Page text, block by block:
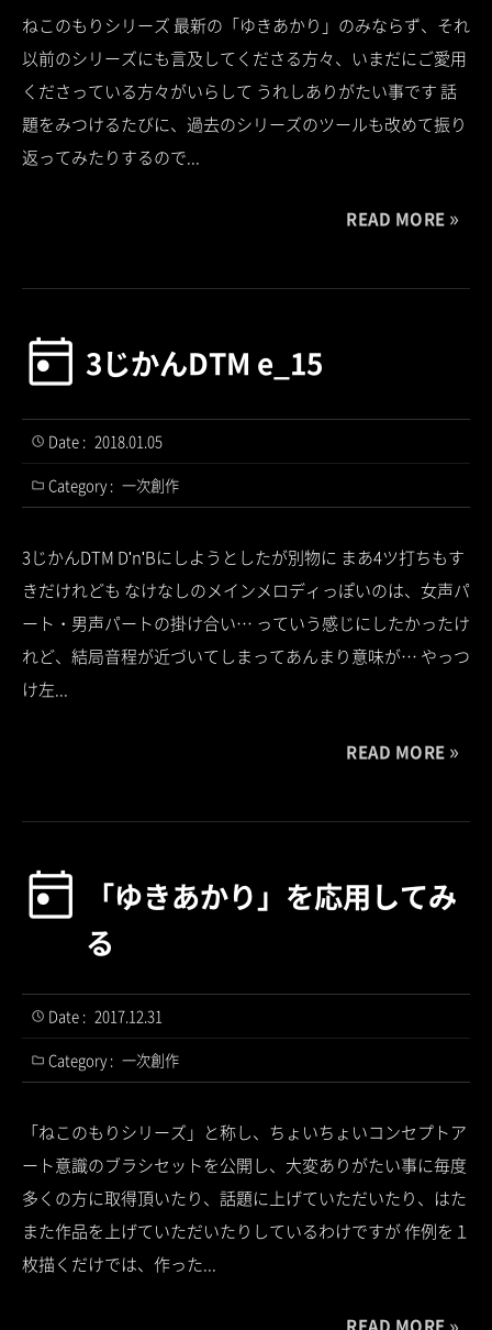
ねこのもりシリーズ 最新の「ゆきあかり」のみならず、それ
以前のシリーズにも言及してくださる方々、いまだにご愛用
くださっている方々がいらして うれしありがたい事です 話
題をみつけるたびに、過去のシリーズのツールも改めて振り
返ってみたりするので...
READ MORE
3じかんDTM e_15
Date : 2018.01.05
Category : 一次創作
3じかんDTM D'n'Bにしようとしたが別物に まあ4ツ打ちもす
きだけれども なけなしのメインメロディっぽいのは、女声パ
ート・男声パートの掛け合い… っていう感じにしたかったけ
れど、結局音程が近づいてしまってあんまり意味が… やっつ
け左...
READ MORE
「ゆきあかり」を応用してみ
る
Date : 2017.12.31
Category : 一次創作
「ねこのもりシリーズ」と称し、ちょいちょいコンセプトア
ート意識のブラシセットを公開し、大変ありがたい事に毎度
多くの方に取得頂いたり、話題に上げていただいたり、はた
また作品を上げていただいたりしているわけですが 作例を１
枚描くだけでは、作った...